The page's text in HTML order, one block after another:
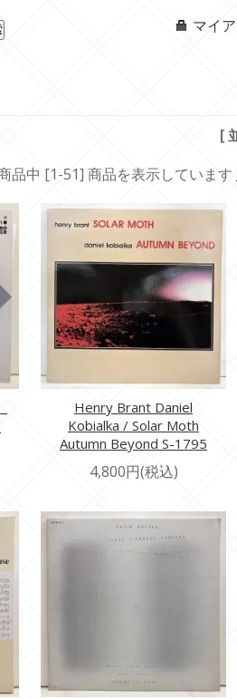
マイ
[
品中 [1-51] 商品を表示しています
Henry Brant Daniel
Kobialka / Solar Moth
Autumn Beyond S-1795
4,800円(税込)